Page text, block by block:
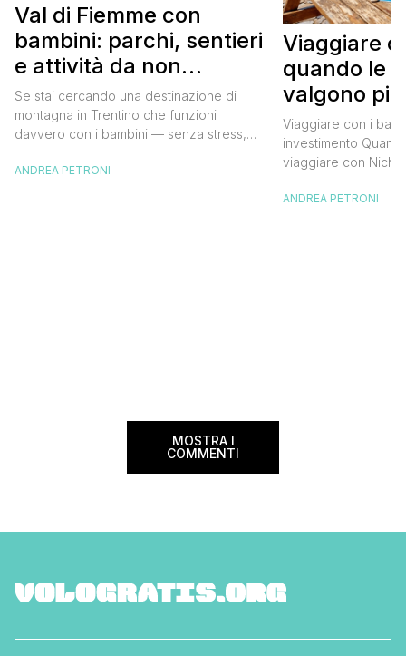
Val di Fiemme con
bambini: parchi, sentieri
e attività da non
perdere
Se stai cercando una destinazione di
montagna in Trentino che funzioni
davvero con i bambini — senza stress,
senza il rischio che dopo due ore dicano
ANDREA PETRONI
Viaggiare
quando le
valgono
Viaggiare con i
investimento
viaggiare con
conoscenti del tipo:
ANDREA PETRONI
MOSTRA I
COMMENTI